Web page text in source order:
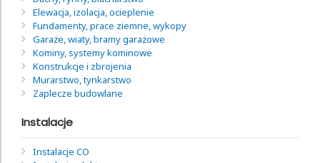
Elewacja, izolacja, ocieplenie
Fundamenty, prace ziemne, wykopy
Garaże, wiaty, bramy garażowe
Kominy, systemy kominowe
Konstrukcje i zbrojenia
Murarstwo, tynkarstwo
Zaplecze budowlane
Instalacje
Instalacje CO